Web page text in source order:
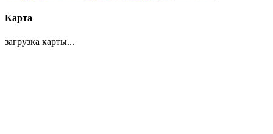
Карта
загрузка карты...